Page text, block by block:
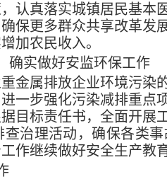
认真落实城镇居民基本
保更多群众共享改革发
加农民收入。
确实做好安监环保工作
金属排放企业环境污染
一步强化污染减排重点
目标责任书，全面开展
治理活动，确保各类
作继续做好安全生产教